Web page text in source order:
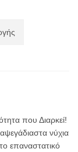
που Διαρκεί!
νύχια
επαναστατικό